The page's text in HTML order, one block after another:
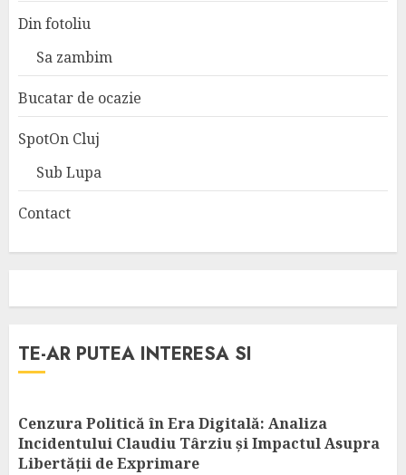
Din fotoliu
Sa zambim
Bucatar de ocazie
SpotOn Cluj
Sub Lupa
Contact
TE-AR PUTEA INTERESA SI
Cenzura Politică în Era Digitală: Analiza
Incidentului Claudiu Târziu și Impactul Asupra
Libertății de Exprimare